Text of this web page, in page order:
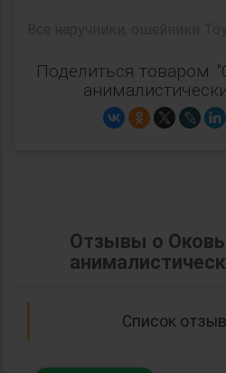
Поделиться товаром:
Отзывы о
Список